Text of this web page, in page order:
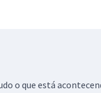
o que está